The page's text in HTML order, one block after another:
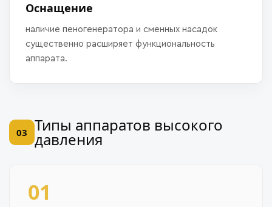
Оснащение
наличие пеногенератора и сменных насадок
существенно расширяет функциональность
аппарата.
03 Типы аппаратов высокого
давления
01